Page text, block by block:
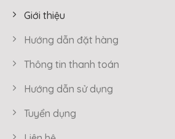
Giới thiệu
Hướng dẫn đặt hàng
Thông tin thanh toán
Hướng dẫn sử dụng
Tuyển dụng